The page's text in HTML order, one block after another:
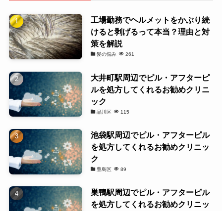
工場勤務でヘルメットをかぶり続
けると剥げるって本当？理由と対
策を解説
髪の悩み 261
大井町駅周辺でピル・アフターピ
ルを処方してくれるお勧めクリニ
ック
品川区 115
池袋駅周辺でピル・アフターピル
を処方してくれるお勧めクリニッ
ク
豊島区 89
巣鴨駅周辺でピル・アフターピル
を処方してくれるお勧めクリニッ